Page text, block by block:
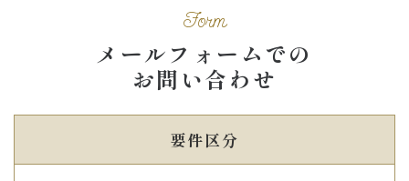
Form
メールフォームでの
お問い合わせ
要件区分